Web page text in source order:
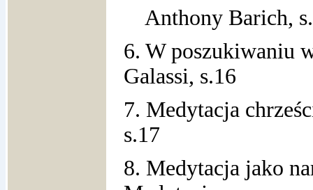
Anthony Barich,
6. W poszukiwaniu
Galassi, s.16
7. Medytacja
s.17
8. Medytacja jako